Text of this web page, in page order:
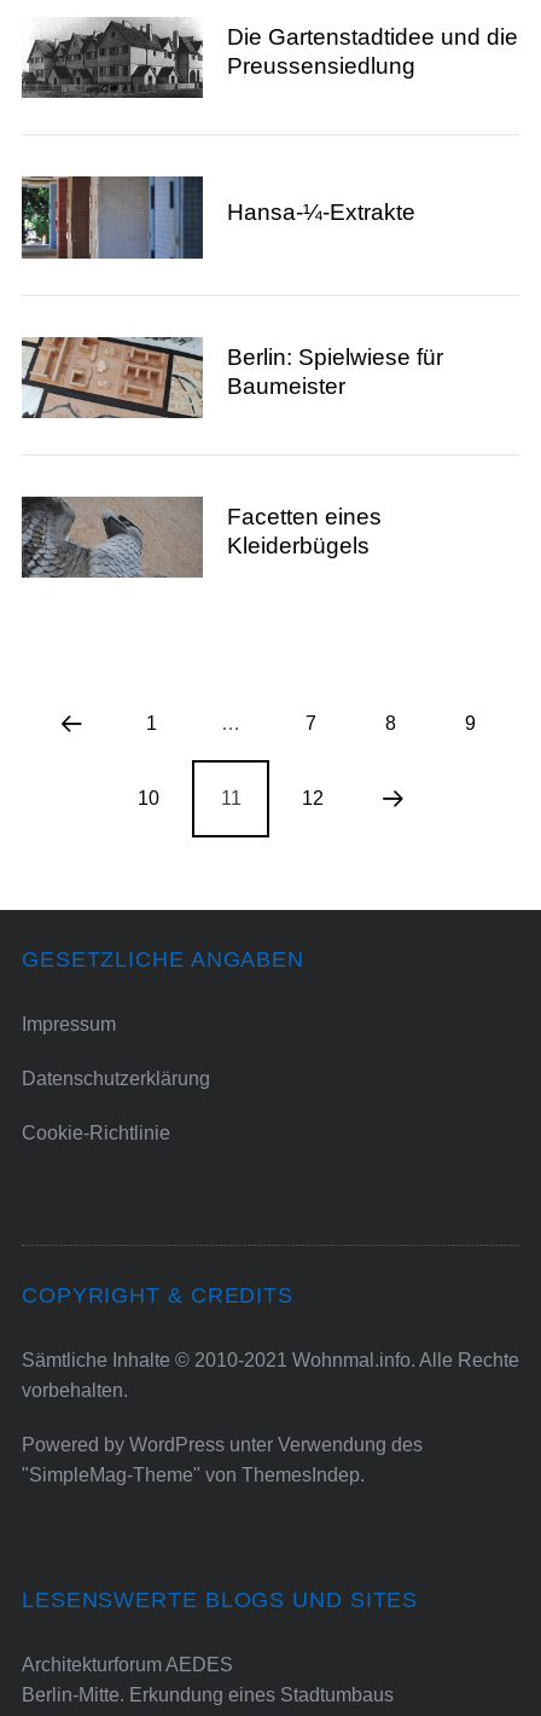
Die Gartenstadtidee und die
Preussensiedlung
Hansa-¼-Extrakte
Berlin: Spielwiese für
Baumeister
Facetten eines
Kleiderbügels
1 … 7 8 9
10 11 12
GESETZLICHE ANGABEN
Impressum
Datenschutzerklärung
Cookie-Richtlinie
COPYRIGHT & CREDITS
Sämtliche Inhalte © 2010-2021 Wohnmal.info. Alle Rechte
vorbehalten.
Powered by WordPressunter Verwendung des
"SimpleMag-Theme" von ThemesIndep.
LESENSWERTE BLOGS UND SITES
Architekturforum AEDES
Berlin-Mitte. Erkundung eines Stadtumbaus